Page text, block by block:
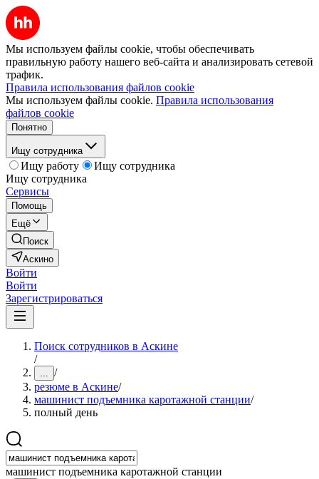
Мы используем файлы cookie, чтобы обеспечивать
правильную работу нашего веб-сайта и анализировать сетевой
трафик.
Правила использования файлов cookie
Мы используем файлы cookie. Правила использования
файлов cookie
Понятно
Ищу сотрудника
Ищу работу
Ищу сотрудника
Ищу сотрудника
Сервисы
Помощь
Ещё
Поиск
Аскино
Войти
Войти
Зарегистрироваться
Поиск сотрудников в Аскине
/
... /
резюме в Аскине/
машинист подъемника каротажной станции/
полный день
машинист подъемника каротажной станции